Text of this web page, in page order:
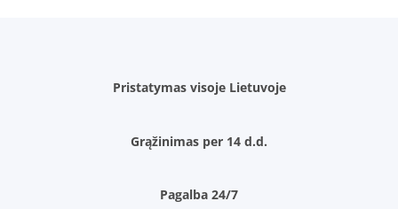
Pristatymas visoje Lietuvoje
Grąžinimas per 14 d.d.
Pagalba 24/7